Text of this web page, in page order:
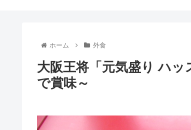
ホーム 外食
大阪王将「元気盛り ハ
で賞味～